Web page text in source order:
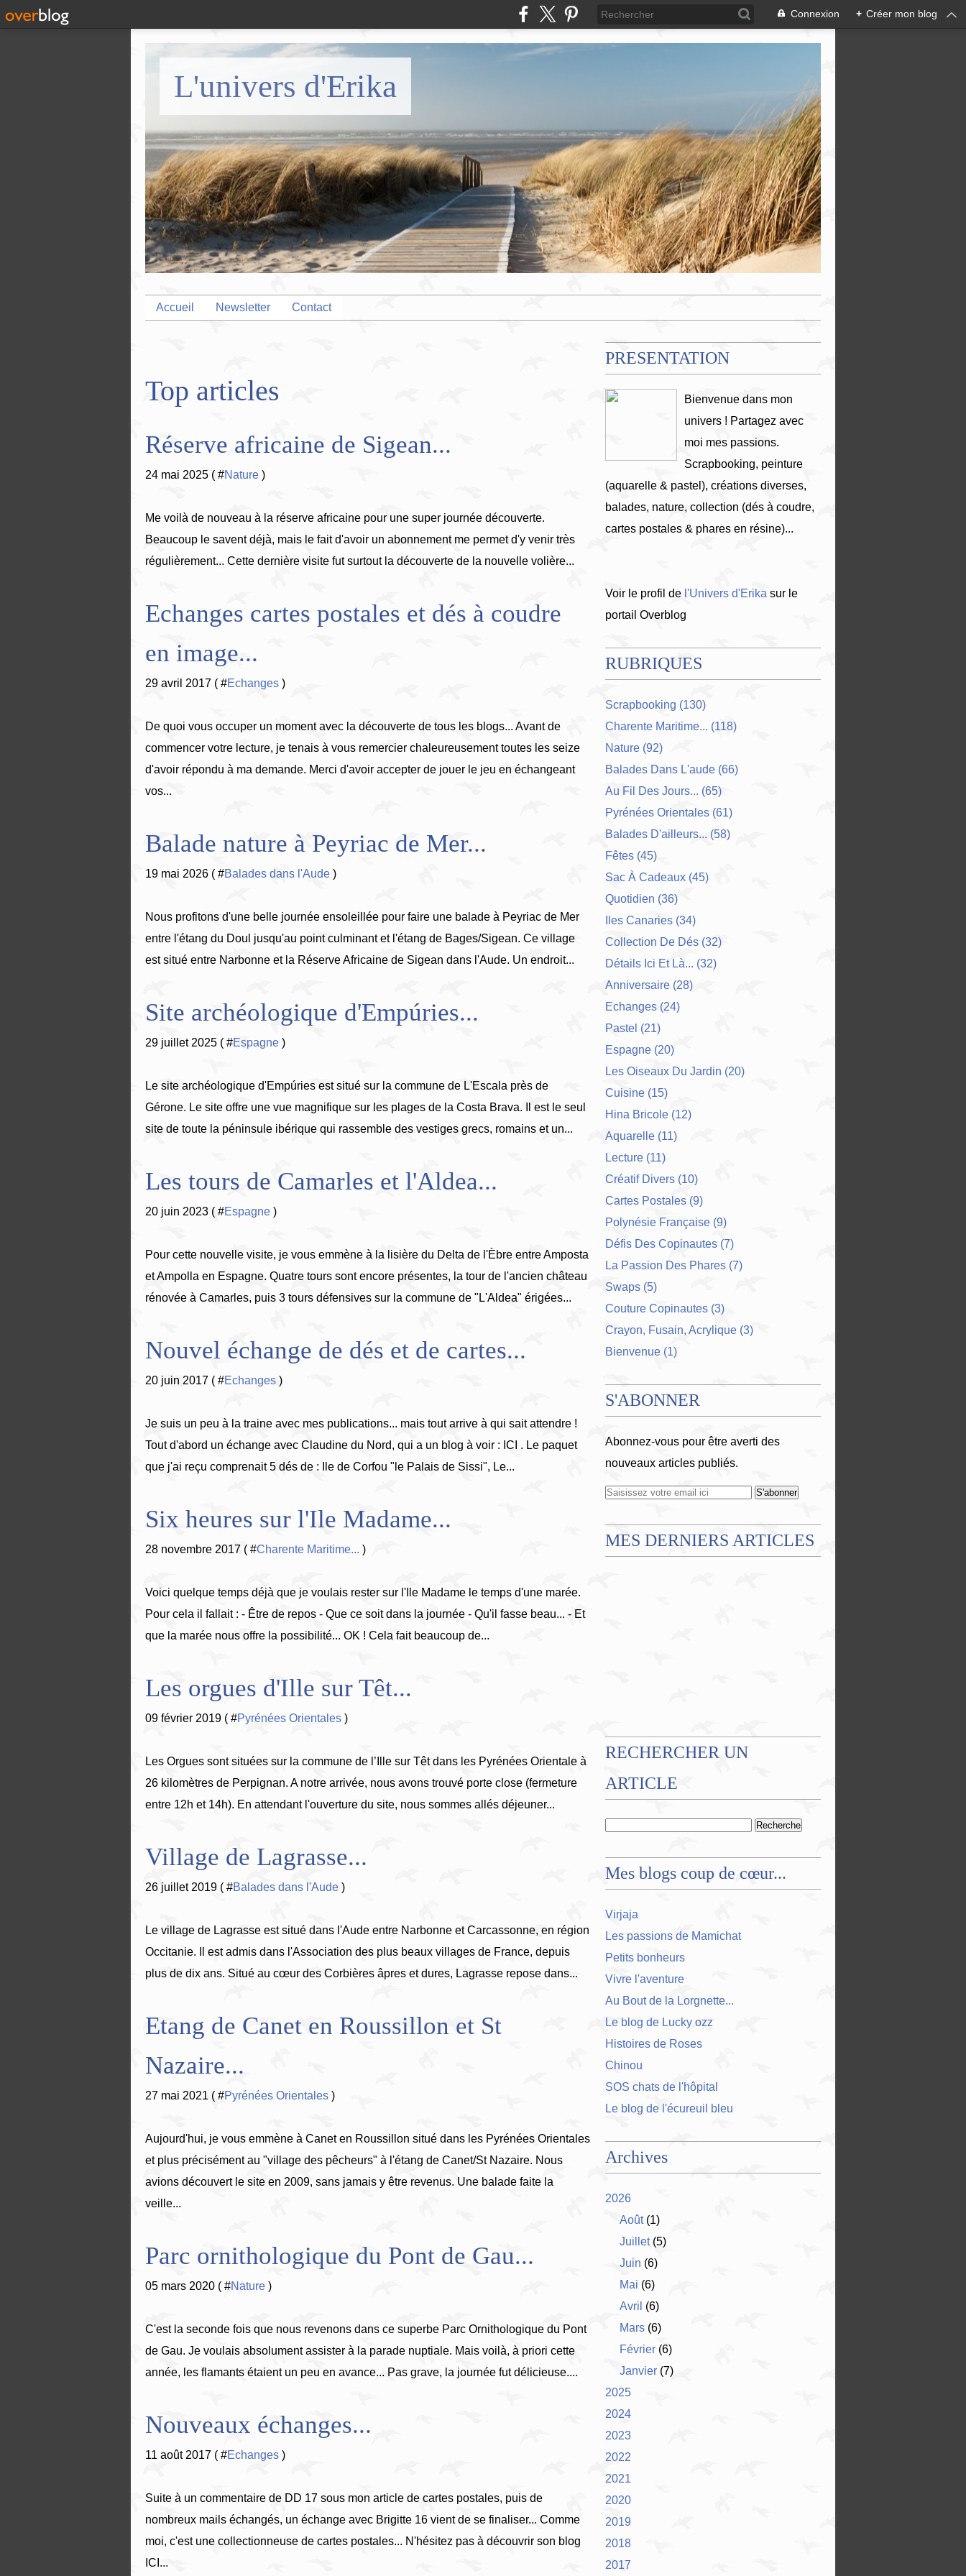
Connexion + Créer mon blog
L'univers d'Erika
Accueil Newsletter Contact
Top articles
Réserve africaine de Sigean...
24 mai 2025 ( #Nature )
Me voilà de nouveau à la réserve africaine pour une super journée découverte.
Beaucoup le savent déjà, mais le fait d'avoir un abonnement me permet d'y venir très
régulièrement... Cette dernière visite fut surtout la découverte de la nouvelle volière...
Echanges cartes postales et dés à coudre
en image...
29 avril 2017 ( #Echanges )
De quoi vous occuper un moment avec la découverte de tous les blogs... Avant de
commencer votre lecture, je tenais à vous remercier chaleureusement toutes les seize
d'avoir répondu à ma demande. Merci d'avoir accepter de jouer le jeu en échangeant
vos...
Balade nature à Peyriac de Mer...
19 mai 2026 ( #Balades dans l'Aude )
Nous profitons d'une belle journée ensoleillée pour faire une balade à Peyriac de Mer
entre l'étang du Doul jusqu'au point culminant et l'étang de Bages/Sigean. Ce village
est situé entre Narbonne et la Réserve Africaine de Sigean dans l'Aude. Un endroit...
Site archéologique d'Empúries...
29 juillet 2025 ( #Espagne )
Le site archéologique d'Empúries est situé sur la commune de L'Escala près de
Gérone. Le site offre une vue magnifique sur les plages de la Costa Brava. Il est le seul
site de toute la péninsule ibérique qui rassemble des vestiges grecs, romains et un...
Les tours de Camarles et l'Aldea...
20 juin 2023 ( #Espagne )
Pour cette nouvelle visite, je vous emmène à la lisière du Delta de l'Èbre entre Amposta
et Ampolla en Espagne. Quatre tours sont encore présentes, la tour de l'ancien château
rénovée à Camarles, puis 3 tours défensives sur la commune de "L'Aldea" érigées...
Nouvel échange de dés et de cartes...
20 juin 2017 ( #Echanges )
Je suis un peu à la traine avec mes publications... mais tout arrive à qui sait attendre !
Tout d'abord un échange avec Claudine du Nord, qui a un blog à voir : ICI . Le paquet
que j'ai reçu comprenait 5 dés de : Ile de Corfou "le Palais de Sissi", Le...
Six heures sur l'Ile Madame...
28 novembre 2017 ( #Charente Maritime... )
Voici quelque temps déjà que je voulais rester sur l'Ile Madame le temps d'une marée.
Pour cela il fallait : - Être de repos - Que ce soit dans la journée - Qu'il fasse beau... - Et
que la marée nous offre la possibilité... OK ! Cela fait beaucoup de...
Les orgues d'Ille sur Têt...
09 février 2019 ( #Pyrénées Orientales )
Les Orgues sont situées sur la commune de l’Ille sur Têt dans les Pyrénées Orientale à
26 kilomètres de Perpignan. A notre arrivée, nous avons trouvé porte close (fermeture
entre 12h et 14h). En attendant l'ouverture du site, nous sommes allés déjeuner...
Village de Lagrasse...
26 juillet 2019 ( #Balades dans l'Aude )
Le village de Lagrasse est situé dans l'Aude entre Narbonne et Carcassonne, en région
Occitanie. Il est admis dans l'Association des plus beaux villages de France, depuis
plus de dix ans. Situé au cœur des Corbières âpres et dures, Lagrasse repose dans...
Etang de Canet en Roussillon et St
Nazaire...
27 mai 2021 ( #Pyrénées Orientales )
Aujourd'hui, je vous emmène à Canet en Roussillon situé dans les Pyrénées Orientales
et plus précisément au "village des pêcheurs" à l'étang de Canet/St Nazaire. Nous
avions découvert le site en 2009, sans jamais y être revenus. Une balade faite la
veille...
Parc ornithologique du Pont de Gau...
05 mars 2020 ( #Nature )
C'est la seconde fois que nous revenons dans ce superbe Parc Ornithologique du Pont
de Gau. Je voulais absolument assister à la parade nuptiale. Mais voilà, à priori cette
année, les flamants étaient un peu en avance... Pas grave, la journée fut délicieuse....
Nouveaux échanges...
11 août 2017 ( #Echanges )
Suite à un commentaire de DD 17 sous mon article de cartes postales, puis de
nombreux mails échangés, un échange avec Brigitte 16 vient de se finaliser... Comme
moi, c'est une collectionneuse de cartes postales... N'hésitez pas à découvrir son blog
ICI...
PRESENTATION
Bienvenue dans mon
univers ! Partagez avec
moi mes passions.
Scrapbooking, peinture
(aquarelle & pastel), créations diverses,
balades, nature, collection (dés à coudre,
cartes postales & phares en résine)...
Voir le profil de l'Univers d'Erika sur le
portail Overblog
RUBRIQUES
Scrapbooking (130)
Charente Maritime... (118)
Nature (92)
Balades Dans L'aude (66)
Au Fil Des Jours... (65)
Pyrénées Orientales (61)
Balades D'ailleurs... (58)
Fêtes (45)
Sac À Cadeaux (45)
Quotidien (36)
Iles Canaries (34)
Collection De Dés (32)
Détails Ici Et Là... (32)
Anniversaire (28)
Echanges (24)
Pastel (21)
Espagne (20)
Les Oiseaux Du Jardin (20)
Cuisine (15)
Hina Bricole (12)
Aquarelle (11)
Lecture (11)
Créatif Divers (10)
Cartes Postales (9)
Polynésie Française (9)
Défis Des Copinautes (7)
La Passion Des Phares (7)
Swaps (5)
Couture Copinautes (3)
Crayon, Fusain, Acrylique (3)
Bienvenue (1)
S'ABONNER
Abonnez-vous pour être averti des
nouveaux articles publiés.
MES DERNIERS ARTICLES
RECHERCHER UN
ARTICLE
Mes blogs coup de cœur...
Virjaja
Les passions de Mamichat
Petits bonheurs
Vivre l'aventure
Au Bout de la Lorgnette...
Le blog de Lucky ozz
Histoires de Roses
Chinou
SOS chats de l'hôpital
Le blog de l'écureuil bleu
Archives
2026
Août(1)
Juillet(5)
Juin (6)
Mai (6)
Avril (6)
Mars (6)
Février (6)
Janvier (7)
2025
2024
2023
2022
2021
2020
2019
2018
2017